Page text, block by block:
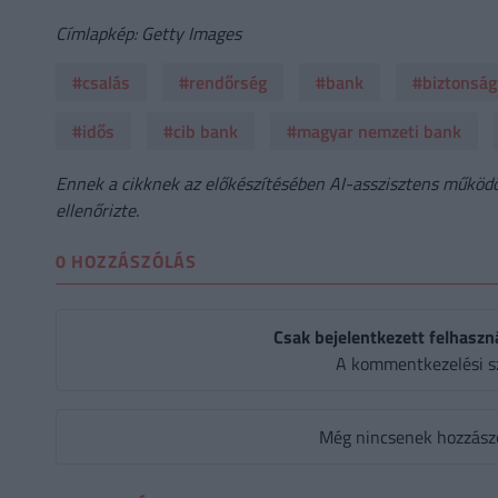
Címlapkép: Getty Images
#csalás
#rendőrség #bank #biztonság
#idős
#cib bank #magyar nemzeti bank
Ennek a cikknek az előkészítésében AI-asszisztens
ellenőrizte.
0 HOZZÁSZÓLÁS
Csak bejelentkezett
A kommentkezelési
Még nincsenek